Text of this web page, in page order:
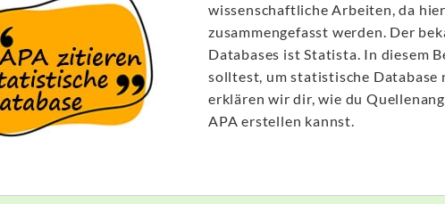
wissenschaftliche Arbeiten, da
zusammengefasst werden. Der
Databases ist Statista. In diesem
solltest, um statistische Database
erklären wir dir, wie du
APA erstellen kannst.